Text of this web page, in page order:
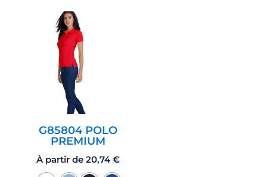
G85804 POLO
PREMIUM
À partir de 20,74 €